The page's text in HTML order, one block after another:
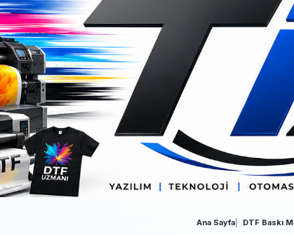
Ana Sayfa DTF Baskı